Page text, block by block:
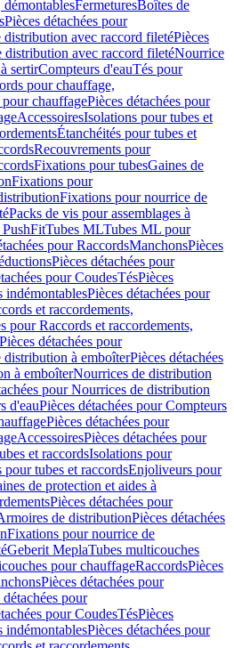
FermeturesBoîtes de
Pièces détachées pour
distribution avec raccord filetéPièces
distribution avec raccord filetéNourrice
sertirCompteurs d'eauTés pour
pour chauffage,
chauffagePièces détachées pour
AccessoiresIsolations pour tubes et
Étanchéités pour tubes et
Recouvrements pour
Fixations pour tubesGaines de
Fixations pour
Fixations pour nourrice de
Packs de vis pour assemblages à
Tubes MLTubes ML pour
pour RaccordsManchonsPièces
Pièces détachées pour
pour CoudesTésPièces
indémontablesPièces détachées pour
et raccordements,
pour Raccords et raccordements,
Pièces détachées pour
distribution à emboîterPièces détachées
à emboîterNourrices de distribution
pour Nourrices de distribution
d'eauPièces détachées pour Compteurs
Pièces détachées pour
AccessoiresPièces détachées pour
et raccordsIsolations pour
pour tubes et raccordsEnjoliveurs pour
de protection et aides à
Pièces détachées pour
de distributionPièces détachées
Fixations pour nourrice de
Geberit MeplaTubes multicouches
pour chauffageRaccordsPièces
Pièces détachées pour
détachées pour
pour CoudesTésPièces
indémontablesPièces détachées pour